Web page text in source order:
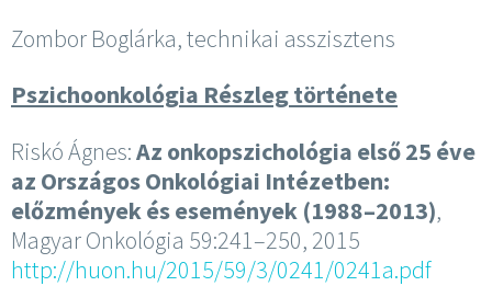
Zombor Boglárka, technikai asszisztens
Pszichoonkológia Részleg története
Riskó Ágnes:Az onkopszichológia első 25 éve
az Országos Onkológiai Intézetben:
előzmények és események (1988–2013),
Magyar Onkológia 59:241–250, 2015
http://huon.hu/2015/59/3/0241/0241a.pdf